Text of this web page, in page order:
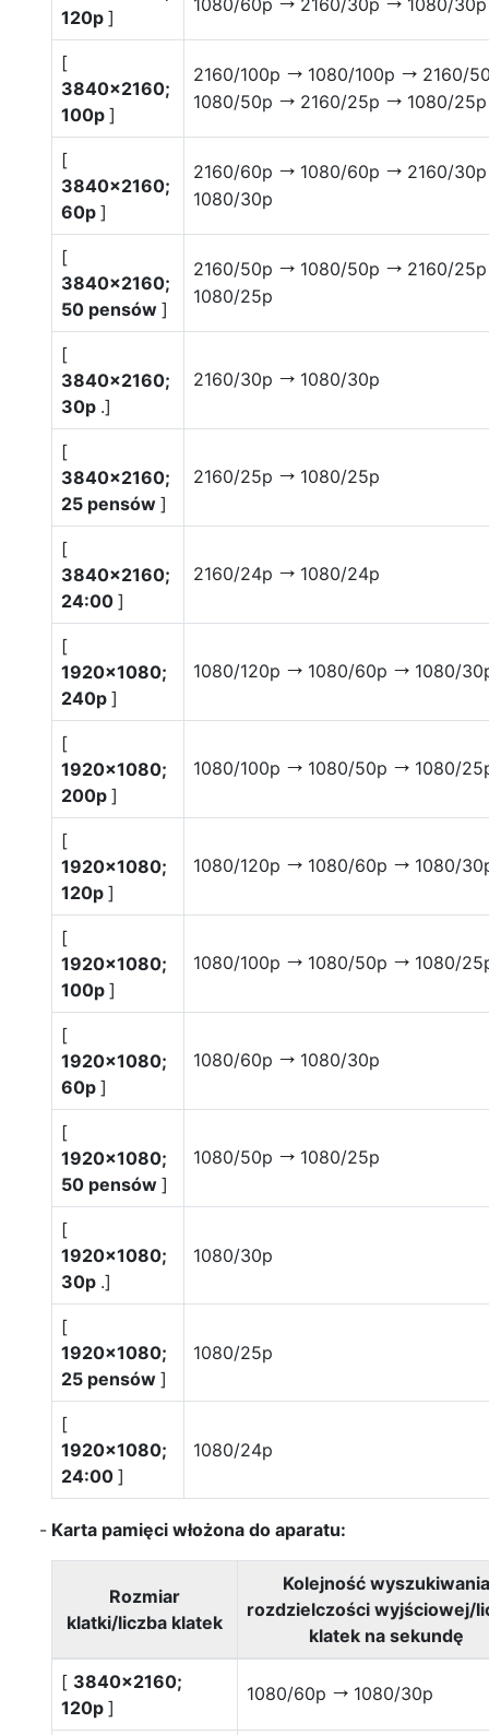
120p ]
1080/60p V 2160/30p V 1080/30p
[
3840×2160;
100p ]
2160/100p V 1080/100p V 2160/
1080/50p V 2160/25p V 1080/25p
[
3840×2160;
60p ]
2160/60p V 1080/60p V 2160/
1080/30p
[
3840×2160;
50 pensów ]
2160/50p V 1080/50p V 2160/
1080/25p
[
3840×2160;
30p .]
2160/30p V 1080/30p
[
3840×2160;
25 pensów ]
2160/25p V 1080/25p
[
3840×2160;
24:00 ]
2160/24p V 1080/24p
[
1920×1080;
240p ]
1080/120p V 1080/60p V 1080/
[
1920×1080;
200p ]
1080/100p V 1080/50p V 1080/
[
1920×1080;
120p ]
1080/120p V 1080/60p V 1080/
[
1920×1080;
100p ]
1080/100p V 1080/50p V 1080/
[
1920×1080;
60p ]
1080/60p V 1080/30p
[
1920×1080;
50 pensów ]
1080/50p V 1080/25p
[
1920×1080;
30p .]
1080/30p
[
1920×1080;
25 pensów ]
1080/25p
[
1920×1080;
24:00 ]
1080/24p
Karta pamięci włożona do aparatu:
Rozmiar
klatki/liczba klatek
Kolejność wyszukiwania
rozdzielczości wyjściowej/
klatek na sekundę
[ 3840×2160;
120p ]
1080/60p V 1080/30p